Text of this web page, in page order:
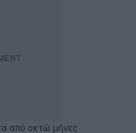
από οκτώ μήνες